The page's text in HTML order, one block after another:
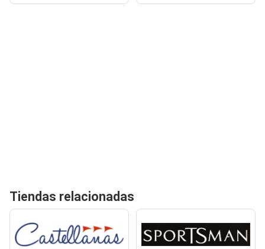
Tiendas relacionadas